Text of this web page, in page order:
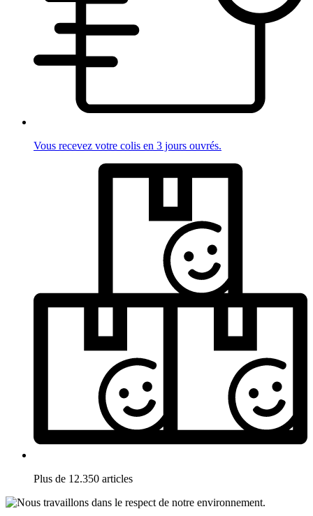
Vous recevez votre colis en 3 jours ouvrés.
Plus de 12.350 articles